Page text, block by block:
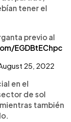
tener el
previo al
EGDBtEChpc
25, 2022
en el
de sol
también